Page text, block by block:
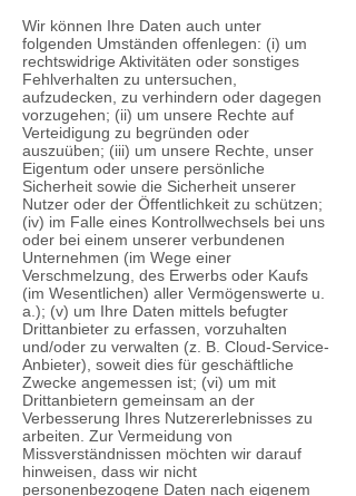
Wir können Ihre Daten auch unter
folgenden Umständen offenlegen: (i) um
rechtswidrige Aktivitäten oder sonstiges
Fehlverhalten zu untersuchen,
aufzudecken, zu verhindern oder dagegen
vorzugehen; (ii) um unsere Rechte auf
Verteidigung zu begründen oder
auszuüben; (iii) um unsere Rechte, unser
Eigentum oder unsere persönliche
Sicherheit sowie die Sicherheit unserer
Nutzer oder der Öffentlichkeit zu schützen;
(iv) im Falle eines Kontrollwechsels bei uns
oder bei einem unserer verbundenen
Unternehmen (im Wege einer
Verschmelzung, des Erwerbs oder Kaufs
(im Wesentlichen) aller Vermögenswerte u.
a.); (v) um Ihre Daten mittels befugter
Drittanbieter zu erfassen, vorzuhalten
und/oder zu verwalten (z. B. Cloud-Service-
Anbieter), soweit dies für geschäftliche
Zwecke angemessen ist; (vi) um mit
Drittanbietern gemeinsam an der
Verbesserung Ihres Nutzererlebnisses zu
arbeiten. Zur Vermeidung von
Missverständnissen möchten wir darauf
hinweisen, dass wir nicht
personenbezogene Daten nach eigenem